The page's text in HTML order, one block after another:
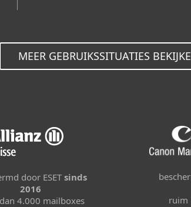
MEER GEBRUIKSSITUATIES
door ESET sinds
2016
4.000 mailboxes
ruim